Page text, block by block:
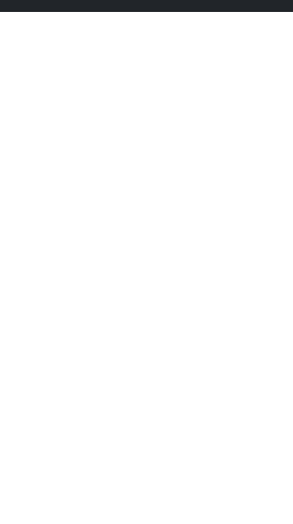
Umzug von Augsburg nach